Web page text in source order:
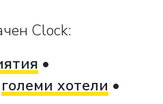
Clock:
големи хотели